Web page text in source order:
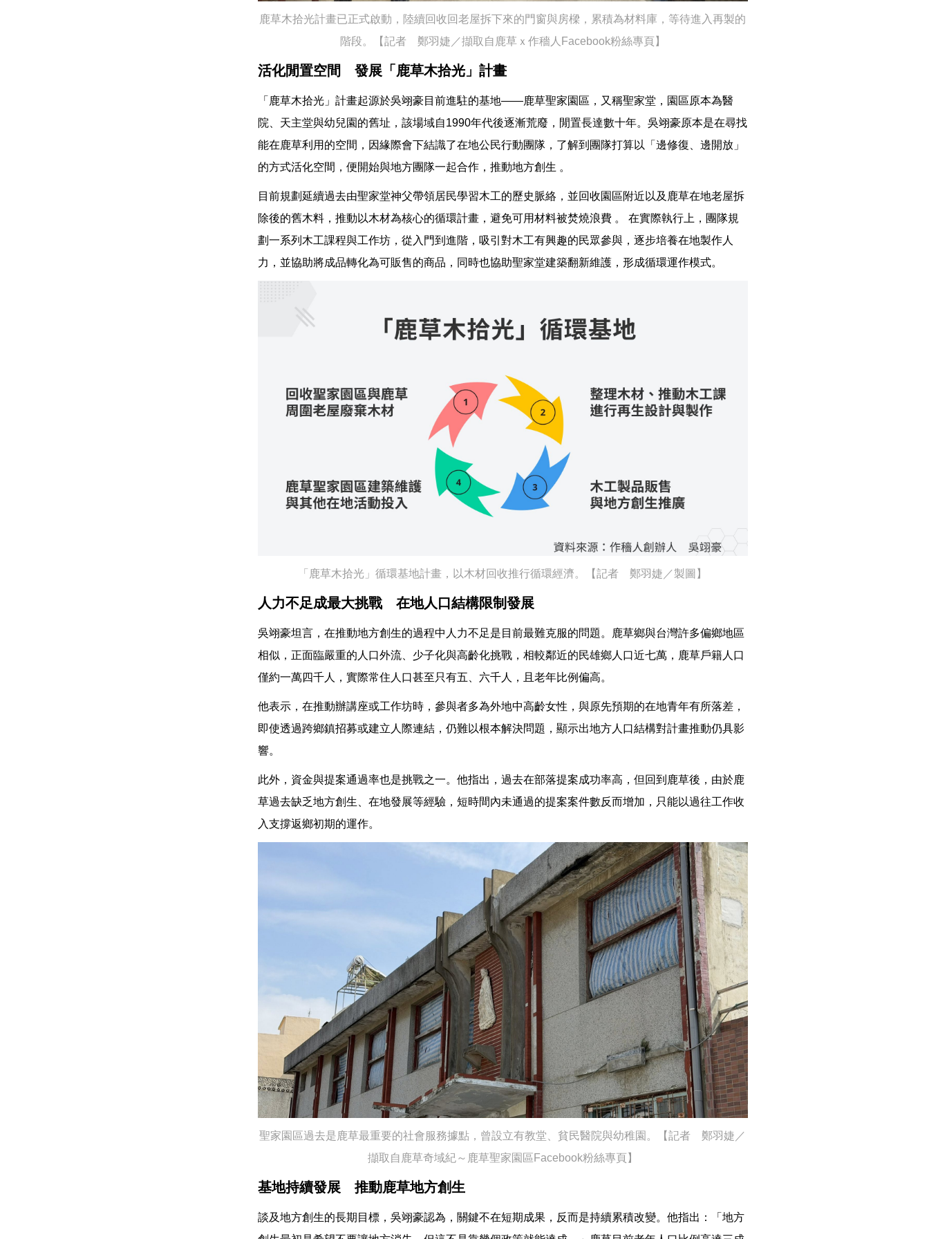
鹿草木拾光計畫已正式啟動，陸續回收回老屋拆下來的門窗與房樑，累積為材料庫，等待進入再製的
階段。【記者 鄭羽婕／擷取自鹿草ｘ作穡人Facebook粉絲專頁】
活化閒置空間 發展「鹿草木拾光」計畫
「鹿草木拾光」計畫起源於吳翊豪目前進駐的基地——鹿草聖家園區，又稱聖家堂，園區原本為醫
院、天主堂與幼兒園的舊址，該場域自1990年代後逐漸荒廢，閒置長達數十年。吳翊豪原本是在尋找
能在鹿草利用的空間，因緣際會下結識了在地公民行動團隊，了解到團隊打算以「邊修復、邊開放」
的方式活化空間，便開始與地方團隊一起合作，推動地方創生 。
目前規劃延續過去由聖家堂神父帶領居民學習木工的歷史脈絡，並回收園區附近以及鹿草在地老屋拆
除後的舊木料，推動以木材為核心的循環計畫，避免可用材料被焚燒浪費 。 在實際執行上，團隊規
劃一系列木工課程與工作坊，從入門到進階，吸引對木工有興趣的民眾參與，逐步培養在地製作人
力，並協助將成品轉化為可販售的商品，同時也協助聖家堂建築翻新維護，形成循環運作模式。
「鹿草木拾光」循環基地計畫，以木材回收推行循環經濟。【記者 鄭羽婕／製圖】
人力不足成最大挑戰 在地人口結構限制發展
吳翊豪坦言，在推動地方創生的過程中人力不足是目前最難克服的問題。鹿草鄉與台灣許多偏鄉地區
相似，正面臨嚴重的人口外流、少子化與高齡化挑戰，相較鄰近的民雄鄉人口近七萬，鹿草戶籍人口
僅約一萬四千人，實際常住人口甚至只有五、六千人，且老年比例偏高。
他表示，在推動辦講座或工作坊時，參與者多為外地中高齡女性，與原先預期的在地青年有所落差，
即使透過跨鄉鎮招募或建立人際連結，仍難以根本解決問題，顯示出地方人口結構對計畫推動仍具影
響。
此外，資金與提案通過率也是挑戰之一。他指出，過去在部落提案成功率高，但回到鹿草後，由於鹿
草過去缺乏地方創生、在地發展等經驗，短時間內未通過的提案案件數反而增加，只能以過往工作收
入支撐返鄉初期的運作。
聖家園區過去是鹿草最重要的社會服務據點，曾設立有教堂、貧民醫院與幼稚園。【記者 鄭羽婕／
擷取自鹿草奇域紀～鹿草聖家園區Facebook粉絲專頁】
基地持續發展 推動鹿草地方創生
談及地方創生的長期目標，吳翊豪認為，關鍵不在短期成果，反而是持續累積改變。他指出：「地方